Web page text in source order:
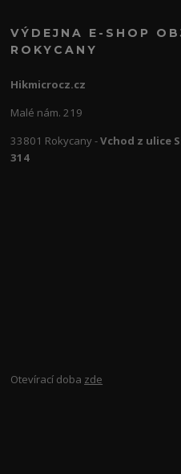
VÝDEJNA E-SHOP
ROKYCANY
Hikmicrocz.cz
Malé nám. 219
33801 Rokycany -Vchod z ulice
314
Otevírací doba zde